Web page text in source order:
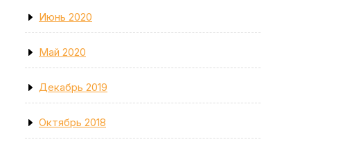
Июнь 2020
Май 2020
Декабрь 2019
Октябрь 2018